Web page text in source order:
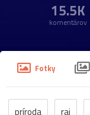
15.5K
komentárov
Fotky
príroda raj